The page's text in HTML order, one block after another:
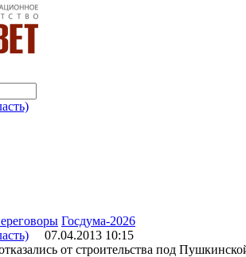
Госдума-2026
07.04.2013 10:15
от строительства под